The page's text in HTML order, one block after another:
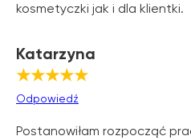
kosmetyczki jak i dla klientki.
Katarzyna
★★★★★
Odpowiedź
Postanowiłam rozpocząć